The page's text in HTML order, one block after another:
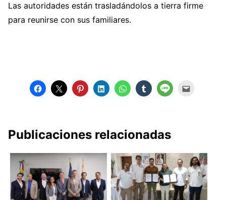
Las autoridades están trasladándolos a tierra firme
para reunirse con sus familiares.
Publicaciones relacionadas